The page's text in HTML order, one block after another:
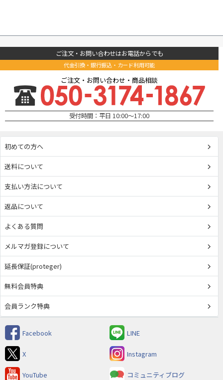
ご注文・お問い合わせはお電話からでも
代金引換・銀行振込・カード利用可能
ご注文・お問い合わせ・商品相談
受付時間：平日 10:00～17:00
初めての方へ
送料について
支払い方法について
返品について
よくある質問
メルマガ登録について
延長保証(proteger)
無料会員特典
会員ランク特典
Facebook LINE
X Instagram
YouTube コミュニティブログ